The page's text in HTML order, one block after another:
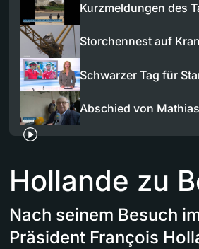
Kurzmeldungen des
Storchennest auf
Schwarzer Tag für
Abschied von
Hollande zu
Nach seinem Besuch
Präsident François